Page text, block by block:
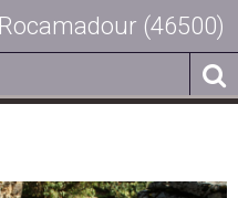
(46500)